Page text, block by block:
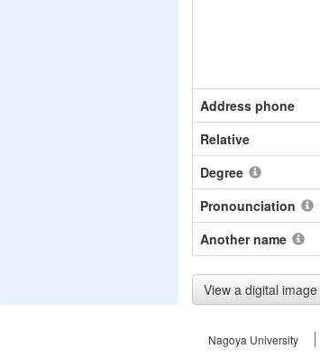
Address phone
Relative
Degree
Pronounciation
Another name
View a digital image
Nagoya University